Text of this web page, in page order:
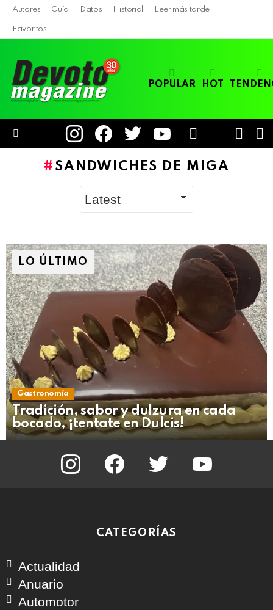
Autores Guía Datos Historial Leer más tarde
Favoritos
POPULAR HOT
instagramfacebooktwitter youtube
SKIN
SANDWICHES DE MIGA
LO ÚLTIMO
Gastronomía
Tradición, sabor y dulzura en cada
bocado, ¡tentate en Dulcis!
instagram facebook twitter youtube
CATEGORÍAS
Actualidad
Anuario
Automotor